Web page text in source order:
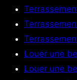
Louer une
Louer une